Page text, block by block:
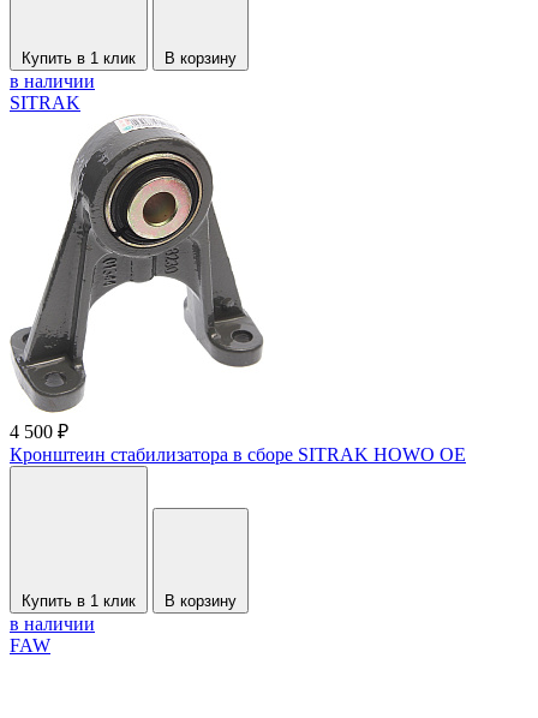
Купить в 1 клик В корзину
в наличии
SITRAK
4 500 ₽
Кронштеин стабилизатора в сборе SITRAK HOWO OE
Купить в 1 клик В корзину
в наличии
FAW